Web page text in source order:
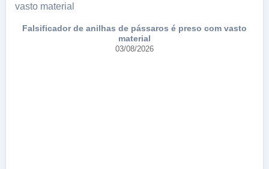
Falsificador de anilhas de pássaros é preso com vasto
material
03/08/2026